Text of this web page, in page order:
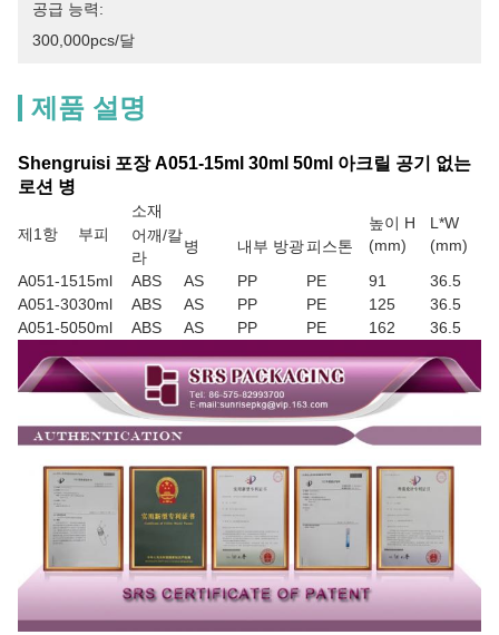
공급 능력:
300,000pcs/달
제품 설명
Shengruisi 포장 A051-15ml 30ml 50ml 아크릴 공기 없는
로션 병
제1항 부피
소재
높이 H
(mm)
L*W
(mm)
어깨/칼
라
병 내부 방광피스톤
A051-1515ml ABS AS PP PE 91
36.5
A051-3030ml ABS AS PP PE 125
36.5
A051-5050ml ABS AS PP PE 162 36.5